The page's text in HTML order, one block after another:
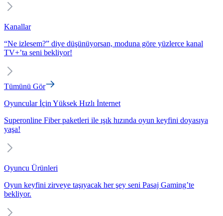
Kanallar
“Ne izlesem?” diye düşünüyorsan, moduna göre yüzlerce kanal
TV+’ta seni bekliyor!
Tümünü Gör
Oyuncular İçin Yüksek Hızlı İnternet
Superonline Fiber paketleri ile ışık hızında oyun keyfini doyasıya
yaşa!
Oyuncu Ürünleri
Oyun keyfini zirveye taşıyacak her şey seni Pasaj Gaming’te
bekliyor.